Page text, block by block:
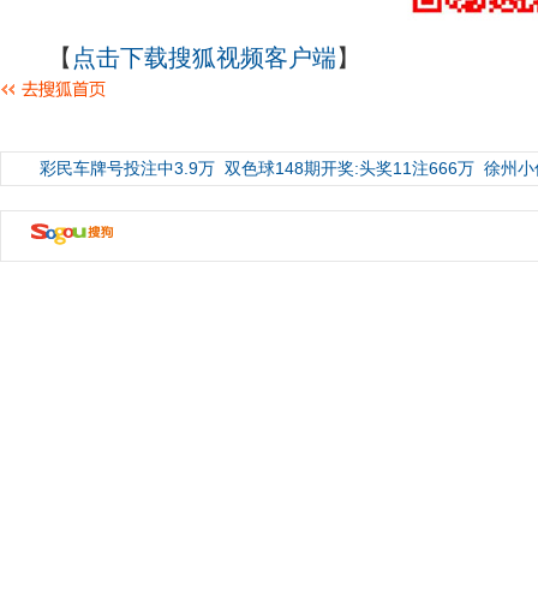
【 点击下载搜狐视频客户端】
彩民车牌号投注中3.9万 双色球148期开奖:头奖11注666万 徐州